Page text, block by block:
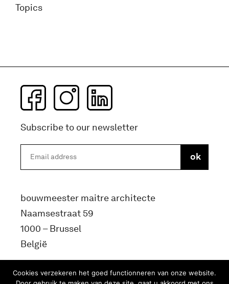
Topics
Subscribe to our newsletter
bouwmeester maitre architecte
Naamsestraat 59
1000 – Brussel
België
info@bma.brussels
Cookies verzekeren het goed functionneren van onze website.